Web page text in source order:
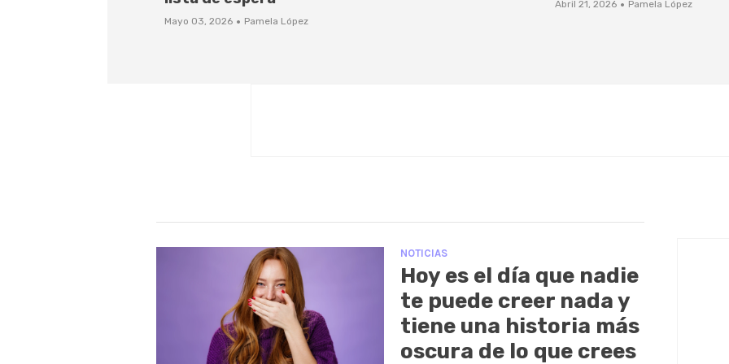
Mayo 03, 2026 · Pamela López
Abril 21, 2026 · Pamela López
NOTICIAS
Hoy es el día que nadie
te puede creer nada y
tiene una historia más
oscura de lo que crees